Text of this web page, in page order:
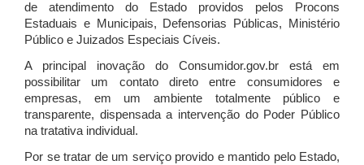
de atendimento do Estado providos pelos Procons
Estaduais e Municipais, Defensorias Públicas, Ministério
Público e Juizados Especiais Cíveis.
A principal inovação do Consumidor.gov.br está em
possibilitar um contato direto entre consumidores e
empresas, em um ambiente totalmente público e
transparente, dispensada a intervenção do Poder Público
na tratativa individual.
Por se tratar de um serviço provido e mantido pelo Estado,